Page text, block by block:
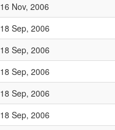
16 Nov, 2006
18 Sep, 2006
18 Sep, 2006
18 Sep, 2006
18 Sep, 2006
18 Sep, 2006